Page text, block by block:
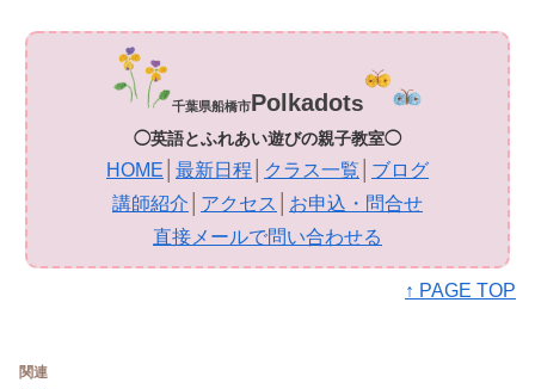
千葉県船橋市Polkadots
◯英語とふれあい遊びの親子教室◯
HOME 最新日程 クラス一覧
ブログ
講師紹介
アクセス
お申込・問合せ
直接メールで問い合わせる
↑ PAGE TOP
関連